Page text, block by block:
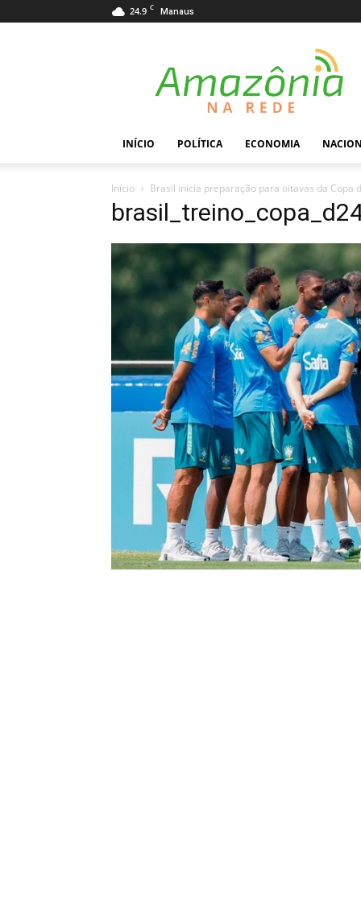
24.9 C Manaus
Rede
INÍCIO POLÍTICA ECONOMIA
Início Brasil inicia preparação para oitavas da Copa